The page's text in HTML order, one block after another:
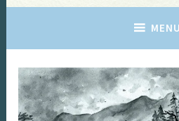
MENU